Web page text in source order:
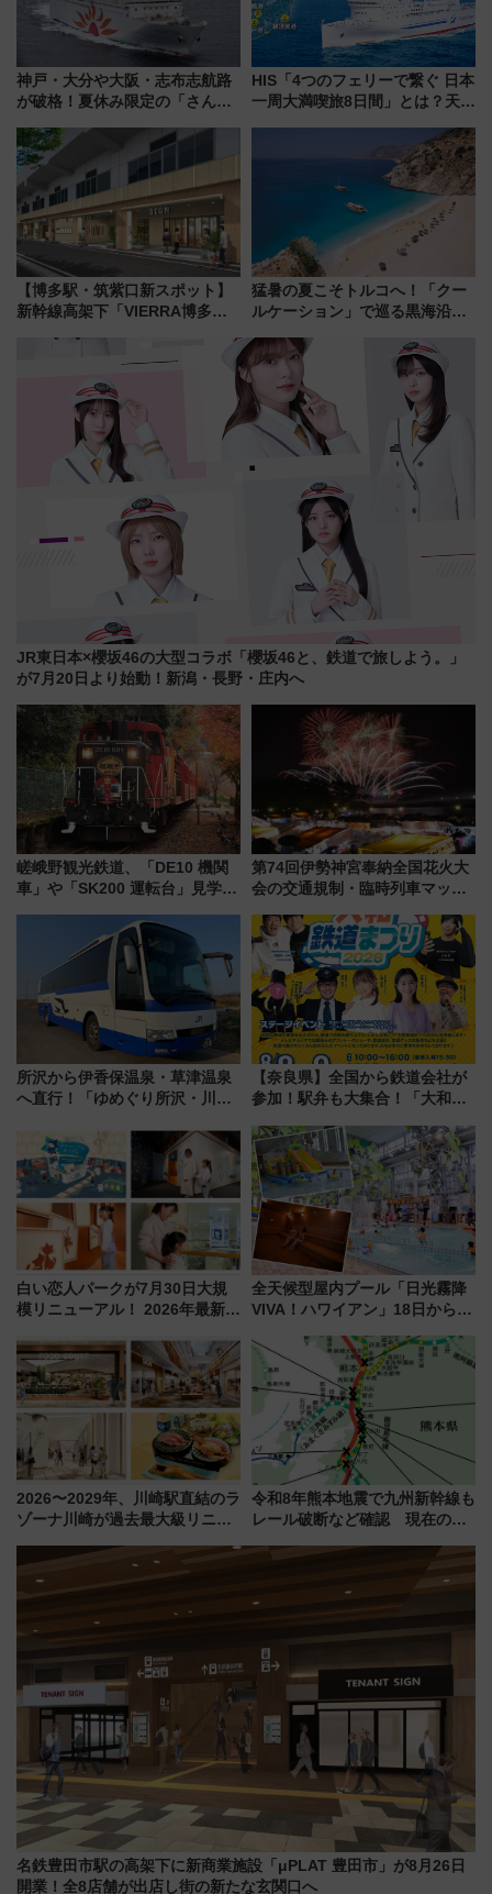
神戸・大分や大阪・志布志航路
が破格！夏休み限定の「さんふ
ート 夕朝食ビュッフェ付きで
快適な船旅はいかが？
HIS「4つのフェリーで繋ぐ 日本
一周大満喫旅8日間」とは？天橋
の絶景＆限定グルメを網羅！煩
雑な手続きも不要でお手軽に楽
しめるプランが登場
【博多駅・筑紫口新スポット】
新幹線高架下「VIERRA博多テ
猛暑の夏こそトルコへ！「クー
ルケーション」で巡る黒海沿岸
連検索数が前年比237％増、ナ
ショジオも認める『2026年に訪
れるべき世界の旅先』
JR東日本×櫻坂46の大型コラボ「櫻坂46と、鉄道で旅しよう。」
が7月20日より始動！新潟・長野・庄内へ
嵯峨野観光鉄道、「DE10 機関
車」や「SK200 運転台」見学ツ
トの一環で激レア体験できちゃ
うかも 参加方法やスケジュール
をご紹介
第74回伊勢神宮奉納全国花火大
会の交通規制・臨時列車マッ
セス
所沢から伊香保温泉・草津温泉
へ直行！「ゆめぐり所沢・川越
軽に 運行ダイヤ・運賃を解説
【奈良県】全国から鉄道会社が
参加！駅弁も大集合！「大和鉄
に開催決定
白い恋人パークが7月30日大規
模リニューアル！ 2026年最新の
と料金・アクセスを徹底解説
（札幌市）
全天候型屋内プール「日光霧降
VIVA！ハワイアン」18日から営
ァミリーから大人まで幅広い世
代が一日中楽しる夏のリゾート
を楽しんで
2026〜2029年、川崎駅直結のラ
ゾーナ川崎が過去最大級リニュ
「いつから何が変わるか」徹底
解説！
令和8年熊本地震で九州新幹線も
レール破断など確認 現在の運
名鉄豊田市駅の高架下に新商業施設「μPLAT 豊田市」が8月26日
開業！全8店舗が出店し街の新たな玄関口へ